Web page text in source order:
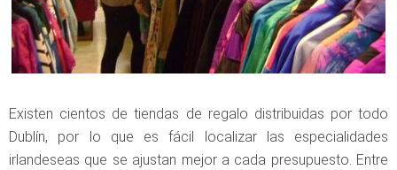
Existen cientos de tiendas de regalo distribuidas por todo
Dublín, por lo que es fácil localizar las especialidades
irlandeseas que se ajustan mejor a cada presupuesto. Entre